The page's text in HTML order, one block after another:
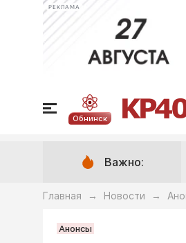
РЕКЛАМА
Обнинск
Важно:
Главная → Новости →
Анонсы